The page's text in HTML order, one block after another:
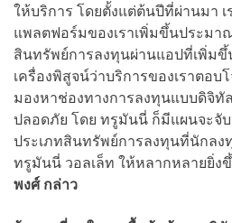
ให้บริการ โดยตั้งแต่ต้นปีที่ผ่านมา
แพลตฟอร์มของเราเพิ่มขึ้นประมา
สินทรัพย์การลงทุนผ่านแอปที่เพิ่มขึ้
เครื่องพิสูจน์ว่าบริการของเราตอ
มองหาช่องทางการลงทุนแบบดิจิทั
ปลอดภัย โดย ทรูมันนี่ ก็มีแผนจะจั
ประเภทสินทรัพย์การลงทุนที่นักลง
ทรูมันนี่ วอลเล็ท ให้หลากหลายยิ่ง
พงศ์ กล่าว